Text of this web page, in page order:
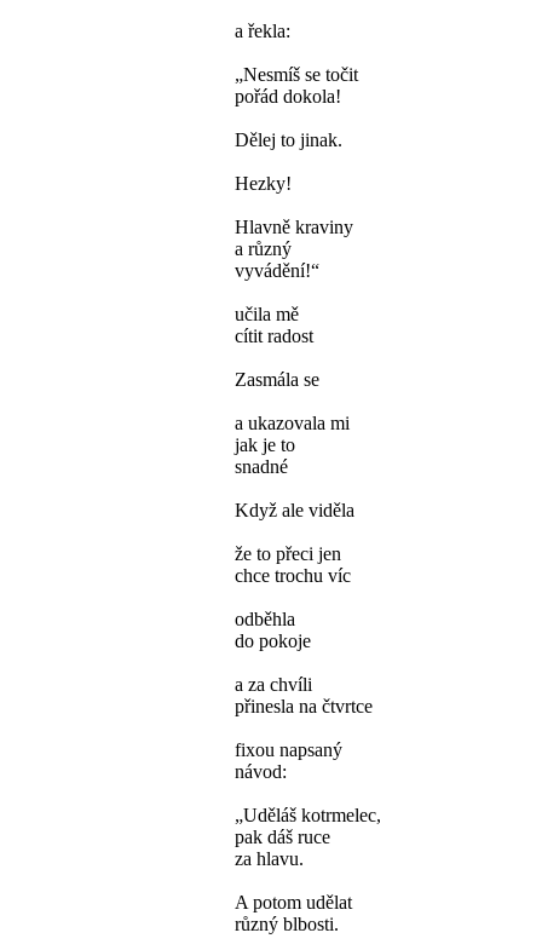
a řekla:
„Nesmíš se točit
pořád dokola!
Dělej to jinak.
Hezky!
Hlavně kraviny
a různý
vyvádění!“
učila mě
cítit radost
Zasmála se
a ukazovala mi
jak je to
snadné
Když ale viděla
že to přeci jen
chce trochu víc
odběhla
do pokoje
a za chvíli
přinesla na čtvrtce
fixou napsaný
návod:
„Uděláš kotrmelec,
pak dáš ruce
za hlavu.
A potom udělat
různý blbosti.